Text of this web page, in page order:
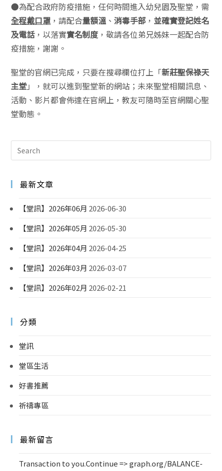
●為配合政府防疫措施，任何時間進入幼兒園及聖堂，需
全程戴口罩 ，請配合量額溫 、消毒手部 ， 並確實登記姓名
及電話，以落實實名制度 ，敬請各位弟兄姊妹一起配合防
疫措施，謝謝。
聖堂的官網已完成，只要在搜尋欄位打上「新莊聖保祿天
主堂」，就可以進到聖堂新的網站；未來聖堂相關訊息、
活動、影片都會佈達在官網上，教友可隨時至官網關心聖
堂動態。
最新文章
【堂訊】2026年06月 2026-06-30
【堂訊】2026年05月 2026-05-30
【堂訊】2026年04月 2026-04-25
【堂訊】2026年03月 2026-03-07
【堂訊】2026年02月 2026-02-21
分類
堂訊
堂區生活
好書推薦
祈禱專區
最新留言
Transaction to you.Continue => graph.org/BALANCE-